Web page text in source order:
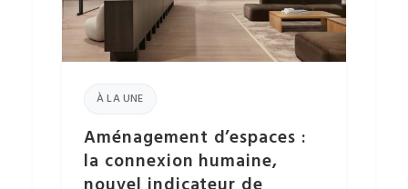
À LA UNE
Aménagement d’espaces :
la connexion humaine,